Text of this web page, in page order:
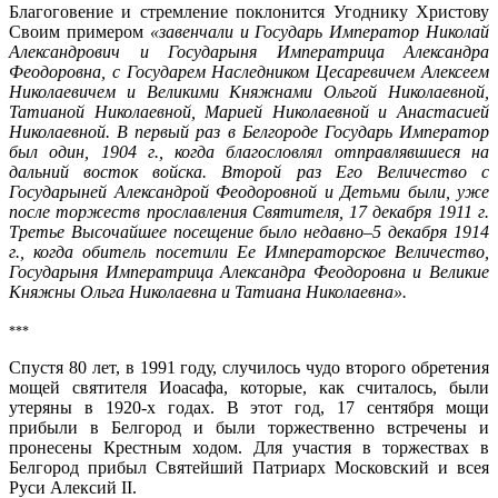
Благоговение и стремление поклонится Угоднику Христову
Своим примером «завенчали и Государь Император Николай
Александрович и Государыня Императрица Александра
Феодоровна, с Государем Наследником Цесаревичем Алексеем
Николаевичем и Великими Княжнами Ольгой Николаевной,
Татианой Николаевной, Марией Николаевной и Анастасией
Николаевной. В первый раз в Белгороде Государь Император
был один, 1904 г., когда благословлял отправлявшиеся на
дальний восток войска. Второй раз Его Величество с
Государыней Александрой Феодоровной и Детьми были, уже
после торжеств прославления Святителя, 17 декабря 1911 г.
Третье Высочайшее посещение было недавно–5 декабря 1914
г., когда обитель посетили Ее Императорское Величество,
Государыня Императрица Александра Феодоровна и Великие
Княжны Ольга Николаевна и Татиана Николаевна».
***
Спустя 80 лет, в 1991 году, случилось чудо второго обретения
мощей святителя Иоасафа, которые, как считалось, были
утеряны в 1920-х годах. В этот год, 17 сентября мощи
прибыли в Белгород и были торжественно встречены и
пронесены Крестным ходом. Для участия в торжествах в
Белгород прибыл Святейший Патриарх Московский и всея
Руси Алексий II.